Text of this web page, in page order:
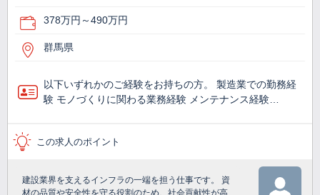
378万円～490万円
群馬県
以下いずれかのご経験をお持ちの方。 製造業での勤務経
験 モノづくりに関わる業務経験 メンテナンス経験…
この求人のポイント
建設業界を支えるインフラの一端を担う仕事です。 資